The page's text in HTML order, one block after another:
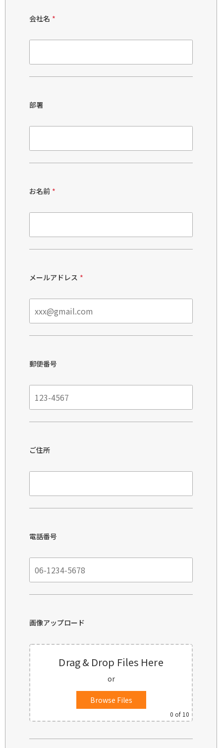
会社名 *
部署
お名前 *
メールアドレス *
郵便番号
ご住所
電話番号
画像アップロード
Drag & Drop Files Here
or
Browse Files
0 of 10